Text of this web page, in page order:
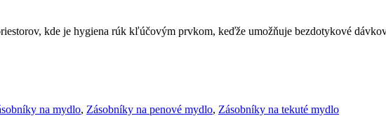
kde je hygiena rúk kľúčovým prvkom, keďže umožňuje bezdotykové
na mydlo, Zásobníky na penové mydlo, Zásobníky na tekuté mydlo